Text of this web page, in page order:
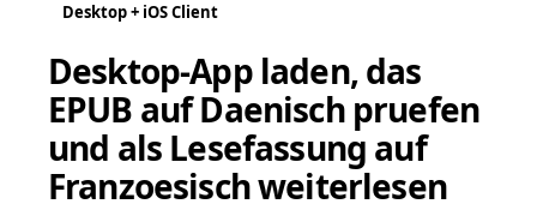
Desktop + iOS Client
Desktop-App laden, das
EPUB auf Daenisch pruefen
und als Lesefassung auf
Franzoesisch weiterlesen